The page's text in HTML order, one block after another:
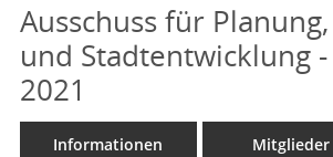
Ausschuss für
und Stadtentwicklung
2021
Informationen Mitglieder